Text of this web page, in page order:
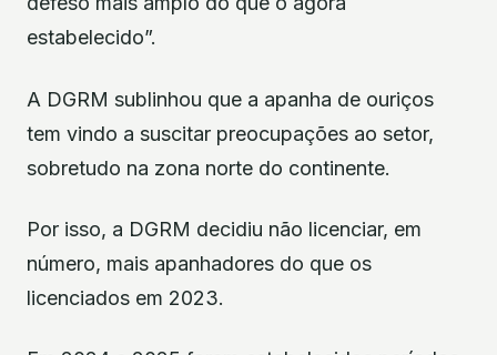
estabelecido”.
A DGRM sublinhou que a apanha de ouriços
tem vindo a suscitar preocupações ao setor,
sobretudo na zona norte do continente.
Por isso, a DGRM decidiu não licenciar, em
número, mais apanhadores do que os
licenciados em 2023.